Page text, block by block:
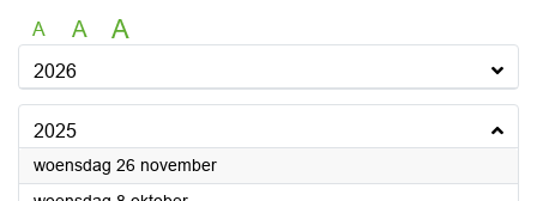
A A A
2026
2025
woensdag 26 november2025